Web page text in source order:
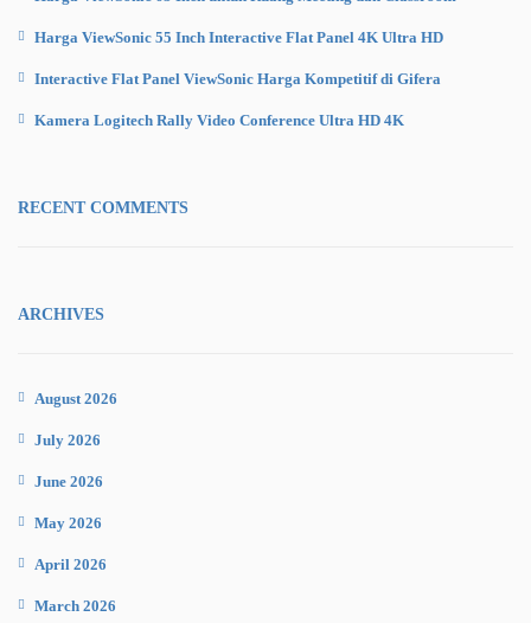
Harga ViewSonic 55 Inch Interactive Flat Panel 4K Ultra HD
Interactive Flat Panel ViewSonic Harga Kompetitif di Gifera
Kamera Logitech Rally Video Conference Ultra HD 4K
RECENT COMMENTS
ARCHIVES
August 2026
July 2026
June 2026
May 2026
April 2026
March 2026